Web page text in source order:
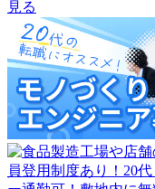
見る